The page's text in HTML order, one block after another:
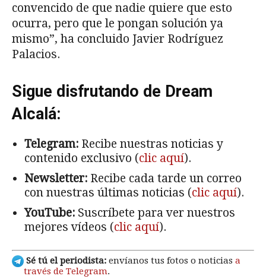
convencido de que nadie quiere que esto
ocurra, pero que le pongan solución ya
mismo”, ha concluido Javier Rodríguez
Palacios.
Sigue disfrutando de Dream
Alcalá:
Telegram: Recibe nuestras noticias y
contenido exclusivo (clic aquí).
Newsletter: Recibe cada tarde un correo
con nuestras últimas noticias (clic aquí).
YouTube: Suscríbete para ver nuestros
mejores vídeos (clic aquí).
Sé tú el periodista: envíanos tus fotos o noticias a
través de Telegram.